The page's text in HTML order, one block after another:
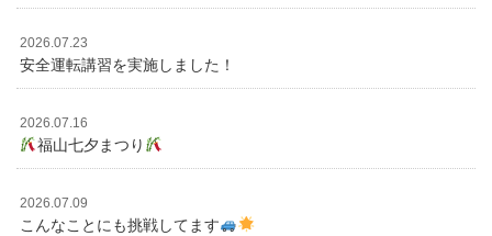
2026.07.23
安全運転講習を実施しました！
2026.07.16
福山七夕まつり
2026.07.09
こんなことにも挑戦してます